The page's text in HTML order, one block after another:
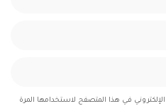
في هذا المتصفح لاستخدامها المرة